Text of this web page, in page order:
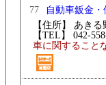
77 自動車鈑金
【住所】 あき
【TEL】 042-
車に関すること